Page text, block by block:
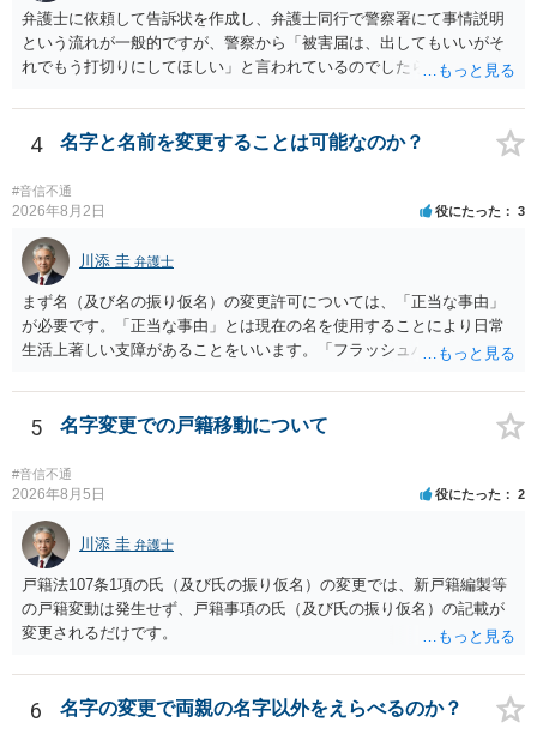
取る正当な権利がないのに利益を取得した）として返還請求されてい
るものかと推察しますので、 貸金返還ではないかと存じます。 ④ 私
は現在、収入も不安定で貯金もなくリボ払い借金が既に約100万あり。
今年に再婚したが主人はお金に厳しい為、一括で220万円を支払う事は
困難 仮に裁判で敗訴した場合でも、分割払いになる可能性はあります
か。 ⇒判決となり敗訴してしまった場合は、強制執行により不動産等
の財産を差し押さえられ、そこから債権回収が図られることになりま
いにより支払うことも十分可能です。 ⑤ このような事情であれば、私
識を前提にすれば、１００万円も含めて返済する必要はないと考えら
れるため、 120万円のみについて交渉を続けることがベターかと存じ
ます。
弁護士に依頼して告訴状を作成し、弁護士同行で警察署にて事情説明
という流れが一般的ですが、警察から「被害届は、出してもいいがそ
れでもう打切りにしてほしい」と言われているのでしたら、あまり結
検察庁に訴えるのもありかもしれないですが、実際に捜査をするの
は、結局所轄だと思われますので、やはり結論は変わらないかもしれ
ないです。 一度、最寄りの「刑事に強い」とうたっている弁護士に相
談してみてはいかがでしょうか。 以上、ご参考まで。
4 名字と名前を変更することは可能なのか？
#音信不通
2026年8月2日 役にたった 3
川添 圭 弁護士
まず名（及び名の振り仮名）の変更許可については、「正当な事由」
が必要です。「正当な事由」とは現在の名を使用することにより日常
生活上著しい支障があることをいいます。「フラッシュバック」とい
きわめて重要になりますので、医師の診断書の記載が重要です（医学
的裏付けがない場合、もっぱら主観的な主張であるとして変更が許可
されません）。 診断書は単に病名の記載では足りず、その症状の発生
原因となった事実と、当該症状が医学的に裏付けられること、そして
その発生原因及び症状が現在の名を使用していることに関連している
こと、といった説明がなされているのが望ましい（むしろ必要）でし
ょう。 ただし、もし上記の理由の主張が難しい場合でも、一定期間通
称名を使用して、その後にいわゆる永年使用を理由とする許可申立て
を選択すれば、比較的緩やかに認められます。 氏の変更については、
本件では、(1)子の氏の変更許可（民法791条1項）と、(2)戸籍法107条1
項の氏の変更許可の2種類が考えられます。 (1)については、ご両親が
父の氏を称したいというケースが多い）。法律上は特に明文の要件が
5 名字変更での戸籍移動について
#音信不通
2026年8月5日 役にたった 2
川添 圭 弁護士
戸籍法107条1項の氏（及び氏の振り仮名）の変更では、新戸籍編製等
の戸籍変動は発生せず、戸籍事項の氏（及び氏の振り仮名）の記載が
変更されるだけです。
6 名字の変更で両親の名字以外をえらべるのか？